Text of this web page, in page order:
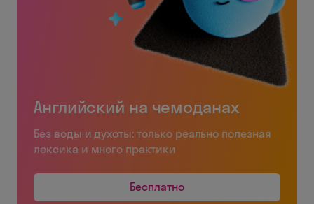
Английский на чемоданах
Без воды и духоты: только реально полезная
лексика и много практики
Бесплатно